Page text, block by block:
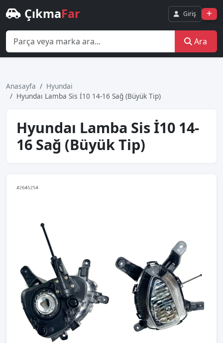
ÇıkmaFar Giriş
Ara
Anasayfa
Hyundai
Hyundaı Lamba Sis İ10 14-16 Sağ (Büyük Tip)
Hyundaı Lamba Sis İ10 14-
16 Sağ (Büyük Tip)